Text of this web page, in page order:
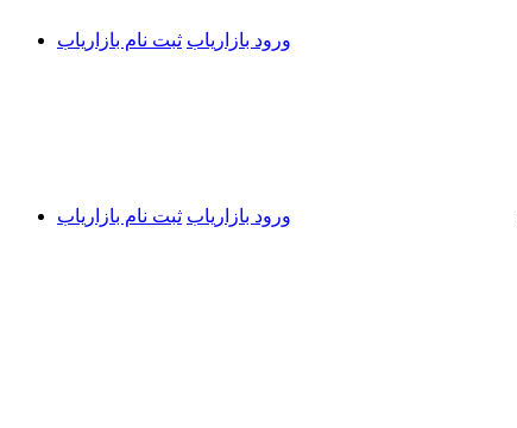
ورود بازاریاب ثبت نام بازاریاب
ورود بازاریاب ثبت نام بازاریاب